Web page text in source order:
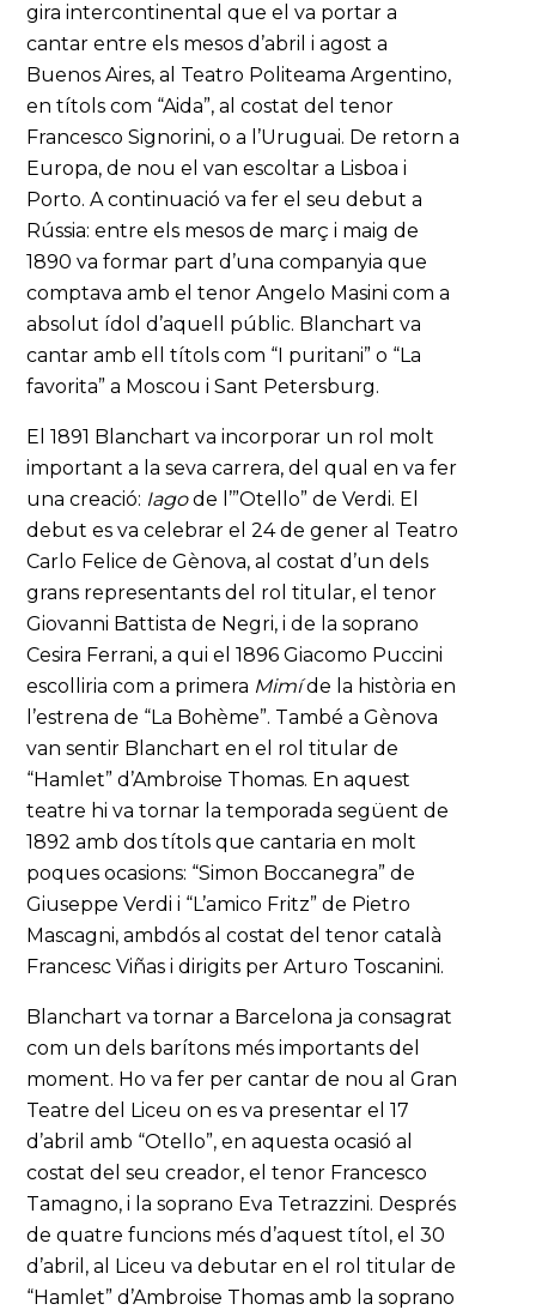
gira intercontinental que el va portar a
cantar entre els mesos d’abril i agost a
Buenos Aires, al Teatro Politeama Argentino,
en títols com “Aida”, al costat del tenor
Francesco Signorini, o a l’Uruguai. De retorn a
Europa, de nou el van escoltar a Lisboa i
Porto. A continuació va fer el seu debut a
Rússia: entre els mesos de març i maig de
1890 va formar part d’una companyia que
comptava amb el tenor Angelo Masini com a
absolut ídol d’aquell públic. Blanchart va
cantar amb ell títols com “I puritani” o “La
favorita” a Moscou i Sant Petersburg.
El 1891 Blanchart va incorporar un rol molt
important a la seva carrera, del qual en va fer
una creació: Iagode l’”Otello” de Verdi. El
debut es va celebrar el 24 de gener al Teatro
Carlo Felice de Gènova, al costat d’un dels
grans representants del rol titular, el tenor
Giovanni Battista de Negri, i de la soprano
Cesira Ferrani, a qui el 1896 Giacomo Puccini
escolliria com a primera Mimíde la història en
l’estrena de “La Bohème”. També a Gènova
van sentir Blanchart en el rol titular de
“Hamlet” d’Ambroise Thomas. En aquest
teatre hi va tornar la temporada següent de
1892 amb dos títols que cantaria en molt
poques ocasions: “Simon Boccanegra” de
Giuseppe Verdi i “L’amico Fritz” de Pietro
Mascagni, ambdós al costat del tenor català
Francesc Viñas i dirigits per Arturo Toscanini.
Blanchart va tornar a Barcelona ja consagrat
com un dels barítons més importants del
moment. Ho va fer per cantar de nou al Gran
Teatre del Liceu on es va presentar el 17
d’abril amb “Otello”, en aquesta ocasió al
costat del seu creador, el tenor Francesco
Tamagno, i la soprano Eva Tetrazzini. Després
de quatre funcions més d’aquest títol, el 30
d’abril, al Liceu va debutar en el rol titular de
“Hamlet” d’Ambroise Thomas amb la soprano